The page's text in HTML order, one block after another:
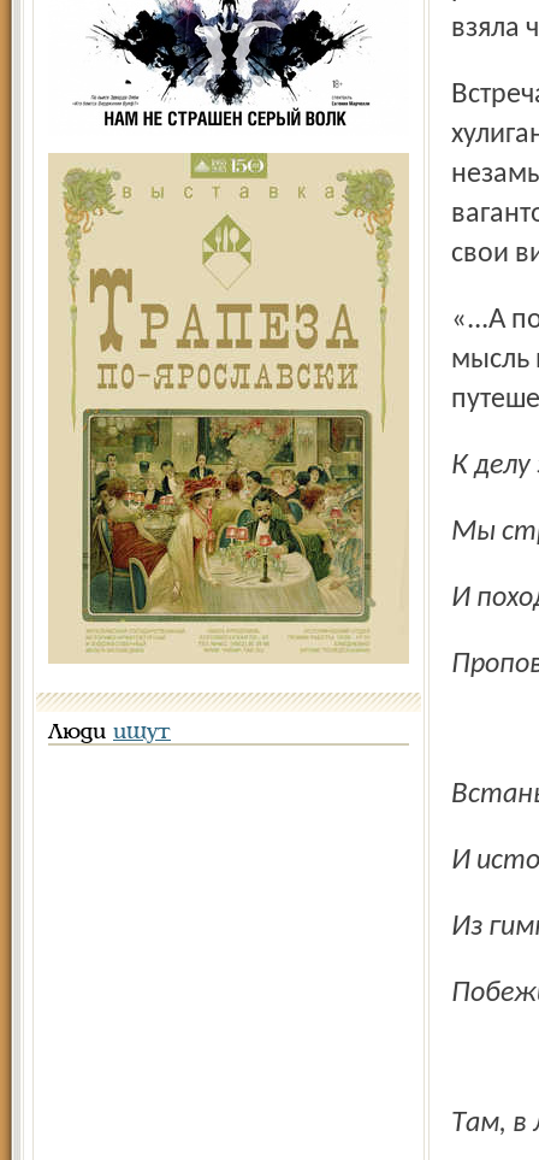
Люди ищут
взяла
Встречаются и литературные экзерсисы, порой даже
свои
«...А после знаменитой «змеиной» экскурсии нам пришла
мысль
К
Мы
И
И
Из
Там,